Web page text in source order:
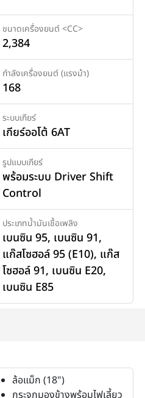
ขนาดเครื่องยนต์ <CC>
2,384
กำลังเครื่องยนต์ (แรงม้า)
168
ระบบเกียร์
เกียร์ออโต้ 6AT
รูปแบบเกียร์
พร้อมระบบ Driver Shift
Control
ประเภทน้ำมันเชื้อเพลิง
เบนซิน 95, เบนซิน 91,
แก๊สโซฮอล์ 95 (E10), แก๊ส
โซฮอล์ 91, เบนซิน E20,
เบนซิน E85
ล้อแม็ก (18")
กระจกมองข้างพร้อมไฟเลี้ยว